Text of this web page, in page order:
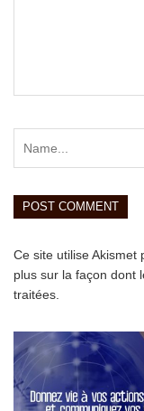
Ce site utilise Akismet
plus sur la façon dont
traitées.